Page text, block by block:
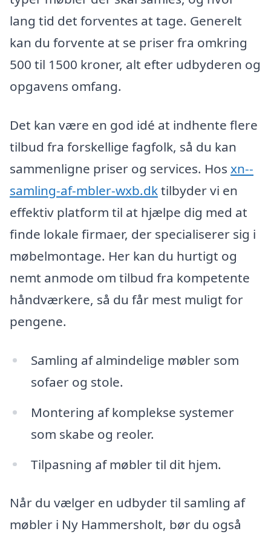
lang tid det forventes at tage. Generelt
kan du forvente at se priser fra omkring
500 til 1500 kroner, alt efter udbyderen og
opgavens omfang.
Det kan være en god idé at indhente flere
tilbud fra forskellige fagfolk, så du kan
sammenligne priser og services. Hos xn--
samling-af-mbler-wxb.dktilbyder vi en
effektiv platform til at hjælpe dig med at
finde lokale firmaer, der specialiserer sig i
møbelmontage. Her kan du hurtigt og
nemt anmode om tilbud fra kompetente
håndværkere, så du får mest muligt for
pengene.
Samling af almindelige møbler som
sofaer og stole.
Montering af komplekse systemer
som skabe og reoler.
Tilpasning af møbler til dit hjem.
Når du vælger en udbyder til samling af
møbler i Ny Hammersholt, bør du også